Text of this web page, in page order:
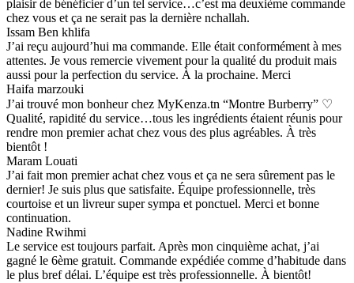
plaisir de bénéficier d’un tel service…c’est ma deuxième commande
chez vous et ça ne serait pas la dernière nchallah.
Issam Ben khlifa
J’ai reçu aujourd’hui ma commande. Elle était conformément à mes
attentes. Je vous remercie vivement pour la qualité du produit mais
aussi pour la perfection du service. À la prochaine. Merci
Haifa marzouki
J’ai trouvé mon bonheur chez MyKenza.tn “Montre Burberry” ♡
Qualité, rapidité du service…tous les ingrédients étaient réunis pour
rendre mon premier achat chez vous des plus agréables. À très
bientôt !
Maram Louati
J’ai fait mon premier achat chez vous et ça ne sera sûrement pas le
dernier! Je suis plus que satisfaite. Équipe professionnelle, très
courtoise et un livreur super sympa et ponctuel. Merci et bonne
continuation.
Nadine Rwihmi
Le service est toujours parfait. Après mon cinquième achat, j’ai
gagné le 6ème gratuit. Commande expédiée comme d’habitude dans
le plus bref délai. L’équipe est très professionnelle. À bientôt!